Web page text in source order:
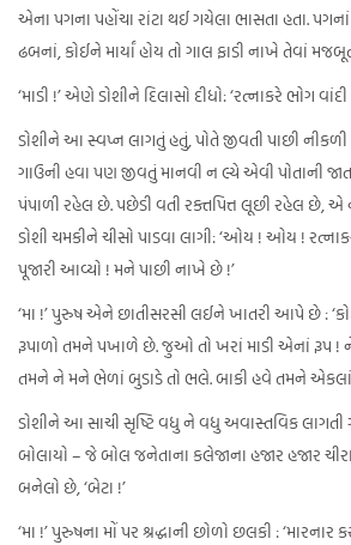
એના પગના પહોંચા રાંટા થઈ ગયેલા ભાસતા હતા.
ઢબનાં, કોઈને માર્યાં હોય તો ગાલ ફાડી નાખે તેવાં
‘માડી !’ એણે ડોશીને દિલાસો દીધો: ‘રત્નાકરે ભોગ
ડોશીને આ સ્વપ્ન લાગતું હતું, પોતે જીવતી પાછી
ગાઉની હવા પણ જીવતું માનવી ન લ્યે એવી પોતાની
પંપાળી રહેલ છે. પછેડી વતી રક્તપિત્ત લૂછી રહેલ છે, એ
ડોશી ચમકીને ચીસો પાડવા લાગી: ‘ઓય ! ઓય !
પૂજારી આવ્યો ! મને પાછી નાખે છે !’
‘મા !’ પુરુષ એને છાતીસરસી લઈને ખાતરી આપે છે :
રૂપાળો તમને પખાળે છે. જુઓ તો ખરાં માડી એનાં રૂપ !
તમને ને મને ભેળાં બુડાડે તો ભલે. બાકી હવે તમને એકલાં
ડોશીને આ સાચી સૃષ્ટિ વધુ ને વધુ અવાસ્તવિક
બોલાયો – જે બોલ જનેતાના કલેજાના હજાર હજાર
બનેલો છે, ‘બેટા !’
‘મા !’ પુરુષના મોં પર શ્રદ્ધાની છોળો છલકી : ‘મારનાર